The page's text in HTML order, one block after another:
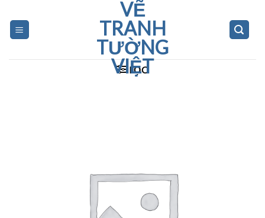
content
VẼ
TRANH
TƯỜNG
VIỆT
LỌC